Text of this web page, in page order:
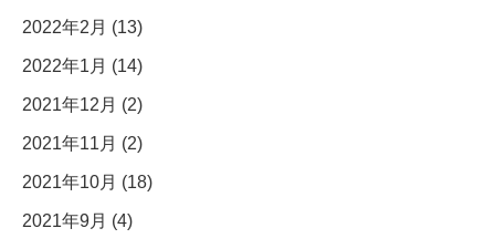
2022年2月 (13)
2022年1月 (14)
2021年12月 (2)
2021年11月 (2)
2021年10月 (18)
2021年9月 (4)